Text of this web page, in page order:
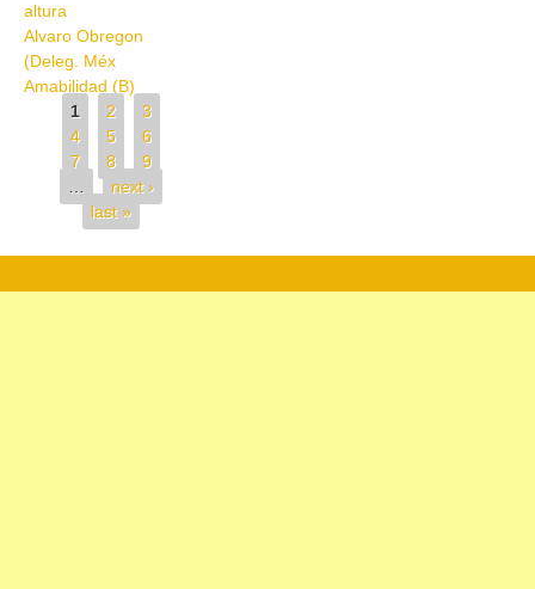
altura
Alvaro Obregon
(Deleg. Méx
Amabilidad (B)
Pages
1 2
3
4
5
6
7
8
9
next ›
last »